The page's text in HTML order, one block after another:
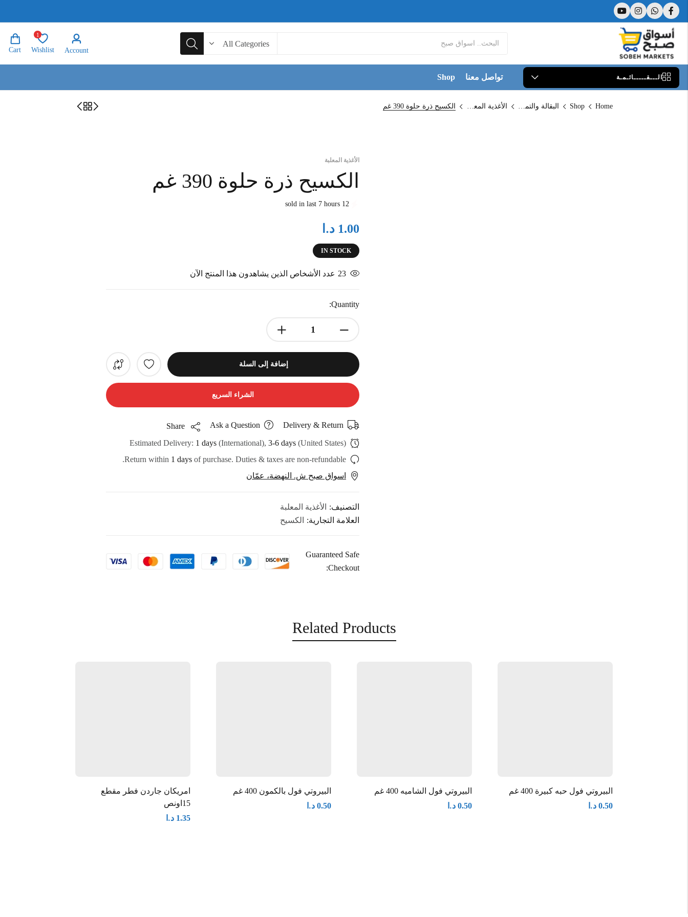
Account
1
Wishlist
Cart
الـــقـــــائـمـة تواصل معنا Shop
Home
Shop البقالة والتموين الأغذية المعلبة الكسيح ذرة حلوة 390 غم
الأغذية المعلبة
الكسيح ذرة حلوة 390 غم
12 sold in last 7 hours
1.00 د.ا
IN STOCK
23 عدد الأشخاص الذين يشاهدون هذا المنتج الآن
Quantity:
إضافة إلى السلة
الشراء السريع
Delivery & Return
Ask a Question
Share
Estimated Delivery: 1 days (International), 3-6 days (United States)
Return within 1 days of purchase. Duties & taxes are non-refundable.
اسواق صبح ش. النهضة، عمّان
التصنيف:
الأغذية المعلبة
العلامة التجارية:
الكسيح
Guaranteed Safe
Checkout:
Related Products
البيروتي فول حبه كبيرة 400 غم
0.50 د.ا
البيروتي فول الشاميه 400 غم
0.50 د.ا
البيروتي فول بالكمون 400 غم
0.50 د.ا
امريكان جاردن فطر مقطع
15اونص
1.35 د.ا